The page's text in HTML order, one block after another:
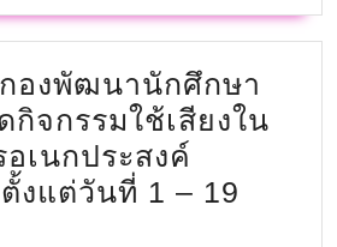
องพัฒนานักศึกษา
กิจกรรมใช้เสียงใน
เนกประสงค์
งแต่วันที่ 1 – 19